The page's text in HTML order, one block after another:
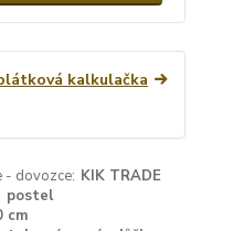
kalkulačka
- dovozce: KIK TRADE
postel
cm